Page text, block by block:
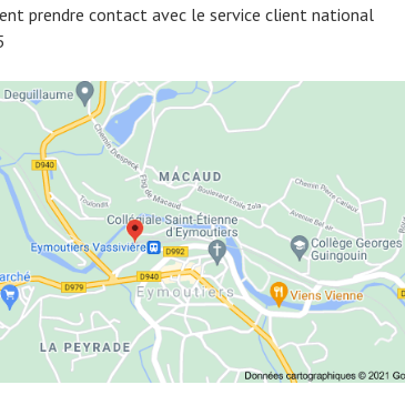
prendre contact avec le service client national